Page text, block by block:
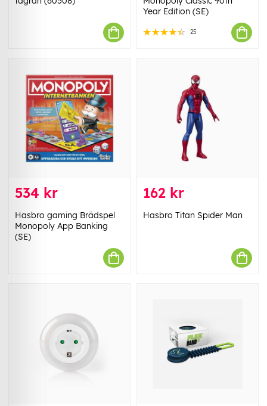
Year Edition (SE)
25
534 kr
Hasbro gaming Brädspel
Monopoly App Banking
(SE)
162 kr
Hasbro Titan Spider Man